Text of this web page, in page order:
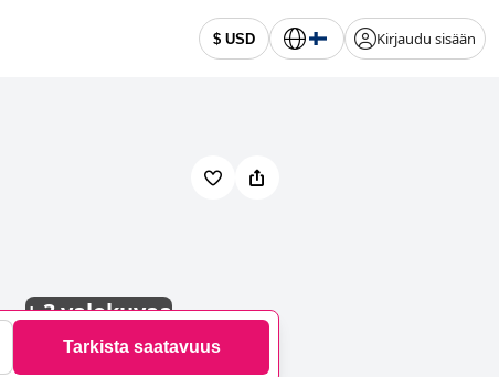
$ USD Kirjaudu sisään
+3 valokuvaa
Tarkista saatavuus